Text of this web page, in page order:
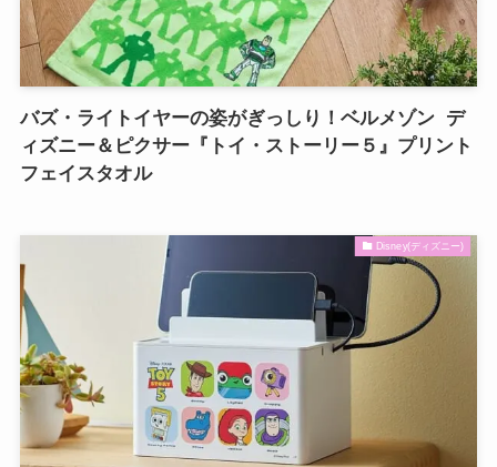
バズ・ライトイヤーの姿がぎっしり！ベルメゾン デ
ィズニー＆ピクサー『トイ・ストーリー５』プリント
フェイスタオル
Disney(ディズニー)